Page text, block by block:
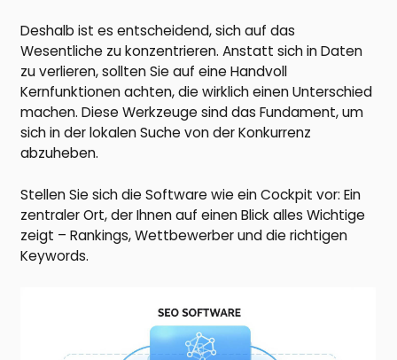
Deshalb ist es entscheidend, sich auf das
Wesentliche zu konzentrieren. Anstatt sich in Daten
zu verlieren, sollten Sie auf eine Handvoll
Kernfunktionen achten, die wirklich einen Unterschied
machen. Diese Werkzeuge sind das Fundament, um
sich in der lokalen Suche von der Konkurrenz
abzuheben.
Stellen Sie sich die Software wie ein Cockpit vor: Ein
zentraler Ort, der Ihnen auf einen Blick alles Wichtige
zeigt – Rankings, Wettbewerber und die richtigen
Keywords.